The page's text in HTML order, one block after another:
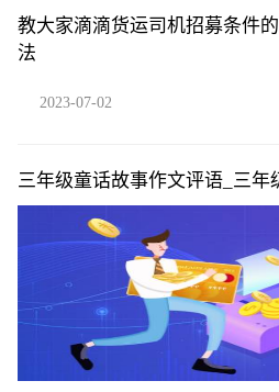
教大家滴滴货运司机招募条件
法
2023-07-02
三年级童话故事作文评语_三年
资讯